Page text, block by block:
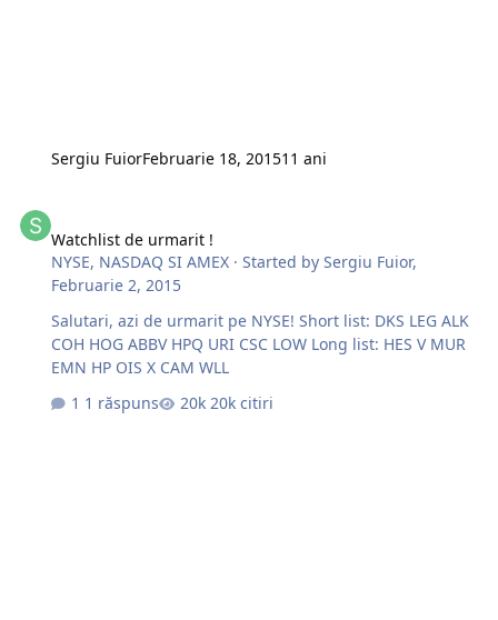
Sergiu FuiorFebruarie 18, 201511 ani
Watchlist de urmarit !
NYSE, NASDAQ SI AMEX · Started bySergiu Fuior,
Februarie 2, 2015
Salutari, azi de urmarit pe NYSE! Short list: DKS LEG ALK
COH HOG ABBV HPQ URI CSC LOW Long list: HES V MUR
EMN HP OIS X CAM WLL
1 răspuns
20k citiri